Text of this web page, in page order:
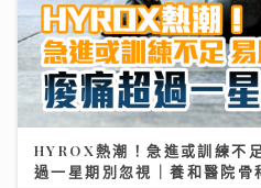
HYROX熱潮！急進或訓練不
過一星期別忽視｜養和醫院骨